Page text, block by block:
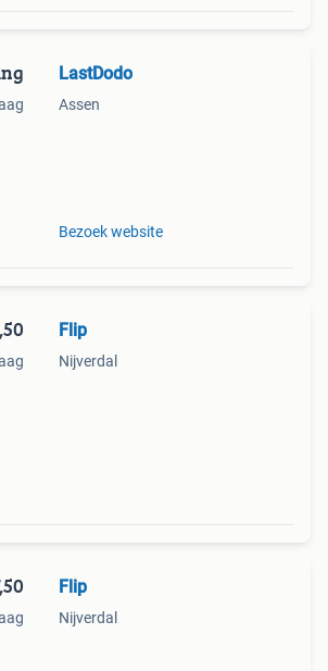
LastDodo
Assen
Bezoek website
Flip
Nijverdal
Flip
Nijverdal